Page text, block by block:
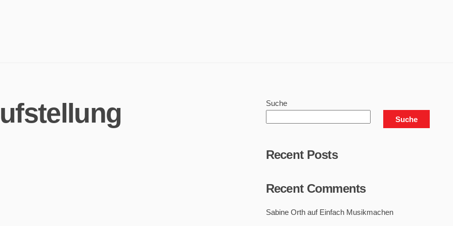
Suche
Suche
Recent Posts
Recent Comments
Sabine Orthauf Einfach Musikmachen